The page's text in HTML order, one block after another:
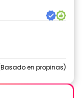
Basado en propinas